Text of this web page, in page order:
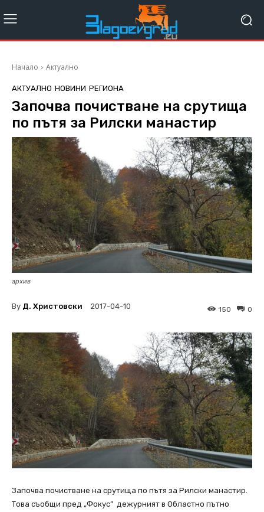
Начало Актуално
АКТУАЛНО НОВИНИ РЕГИОНА
Започва почистване на срутища
по пътя за Рилски манастир
архив
By Д. Христовски 2017-04-10 0
150
Започва почистване на срутища по пътя за Рилски манастир.
Това съобщи пред „Фокус” дежурният в Областно пътно